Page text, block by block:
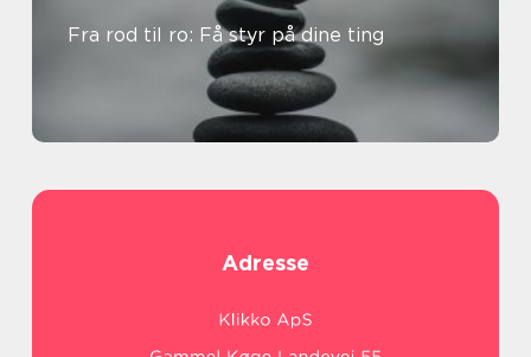
Fra rod til ro: Få styr på dine ting
Adresse